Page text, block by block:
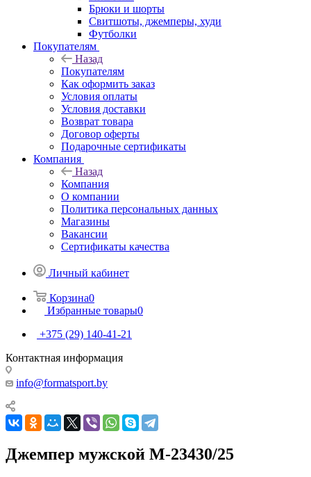
Брюки и шорты
Свитшоты, джемперы, худи
Футболки
Покупателям
Назад
Покупателям
Как оформить заказ
Условия оплаты
Условия доставки
Возврат товара
Договор оферты
Подарочные сертификаты
Компания
Назад
Компания
О компании
Политика персональных данных
Магазины
Вакансии
Сертификаты качества
Личный кабинет
Корзина0
Избранные товары0
+375 (29) 140-41-21
Контактная информация
info@formatsport.by
Джемпер мужской М-23430/25